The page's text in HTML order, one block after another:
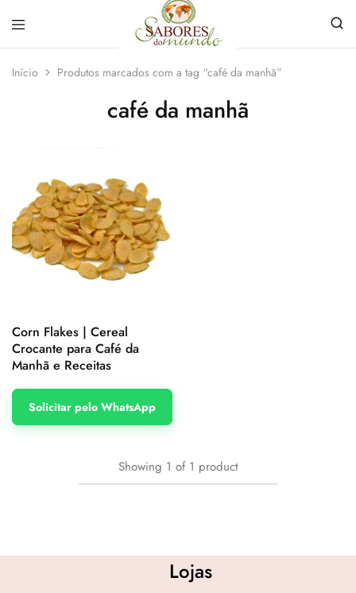
do
Mundo
loja
de
Especiarias
Início Produtos marcados com a tag “café da manhã”
café da manhã
Corn Flakes | Cereal
Crocante para Café da
Manhã e Receitas
Solicitar pelo WhatsApp
Showing 1 of 1 product
Lojas